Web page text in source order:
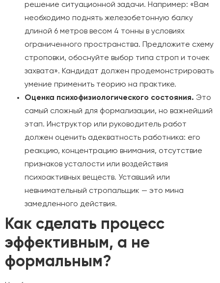
решение ситуационной задачи. Например: «Вам
необходимо поднять железобетонную балку
длиной 6 метров весом 4 тонны в условиях
ограниченного пространства. Предложите схему
строповки, обоснуйте выбор типа строп и точек
захвата». Кандидат должен продемонстрировать
умение применить теорию на практике.
Оценка психофизиологического состояния. Это
самый сложный для формализации, но важнейший
этап. Инструктор или руководитель работ
должен оценить адекватность работника: его
реакцию, концентрацию внимания, отсутствие
признаков усталости или воздействия
психоактивных веществ. Уставший или
невнимательный стропальщик — это мина
замедленного действия.
Как сделать процесс
эффективным, а не
формальным?